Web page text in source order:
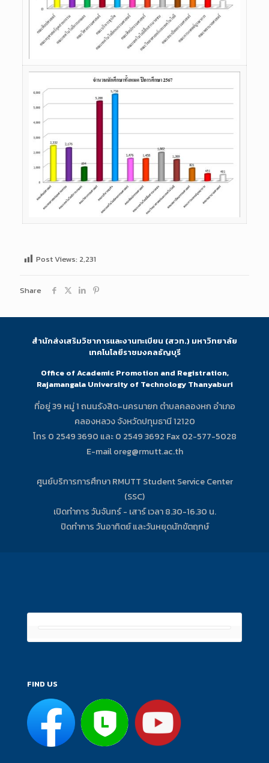
Post Views: 2,231
Share
สำนักส่งเสริมวิชาการและงานทะเบียน (สวท.) มหาวิทยาลัย
เทคโนโลยีราชมงคลธัญบุรี
Office of Academic Promotion and Registration,
Rajamangala University of Technology Thanyaburi
ที่อยู่ 39 หมู่ 1 ถนนรังสิต-นครนายก ตำบลคลองหก อำเภอ
คลองหลวง จังหวัดปทุมธานี 12120
โทร 0 2549 3690 และ 0 2549 3692 Fax 02-577-5028
E-mail oreg@rmutt.ac.th
ศูนย์บริการการศึกษา RMUTT Student Service Center
(SSC)
เปิดทำการ วันจันทร์ - เสาร์ เวลา 8.30-16.30 น.
ปิดทำการ วันอาทิตย์ และวันหยุดนักขัตฤกษ์
FIND US